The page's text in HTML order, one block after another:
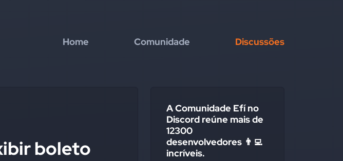
Home Comunidade Discussões
boleto
A Comunidade Efí no
Discord reúne mais de
12300
desenvolvedores 👨‍💻
incríveis.